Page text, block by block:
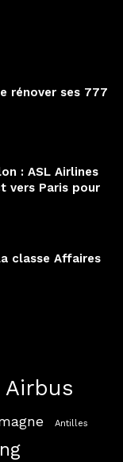
rénover ses 777
: ASL Airlines
vers Paris pour
classe Affaires
Airbus
Antilles